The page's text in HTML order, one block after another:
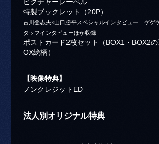
ピクチャーレーベル
特製ブックレット（20P）
古川登志夫×山口勝平スペシャルインタビュー「ゲゲ
タッフインタビューほか収録
ポストカード2枚セット（BOX1・BOX2
OX絵柄）
【映像特典】
ノンクレジットED
法人別オリジナル特典